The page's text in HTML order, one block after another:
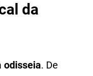
da
odisseia. De